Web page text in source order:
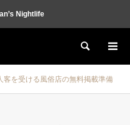
Nightlife
Search
客を受ける風俗店の無料掲載準備